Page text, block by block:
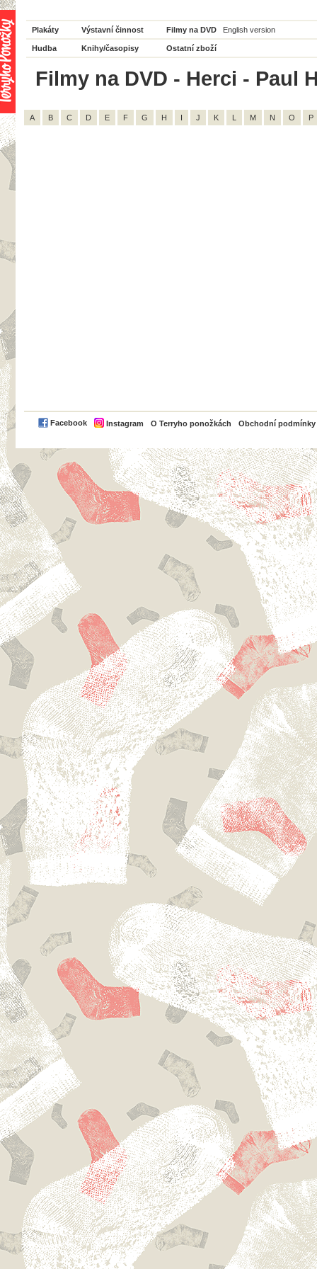
Plakáty Výstavní činnost Filmy na DVD English version
Hudba Knihy/časopisy Ostatní zboží
Filmy na DVD - Herci - Paul
A B C D E F G H I J K L M N O P
Facebook Instagram O Terryho ponožkách Obchodní podmínky
PayPal